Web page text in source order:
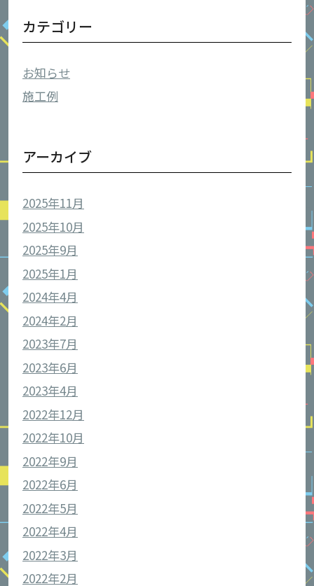
カテゴリー
お知らせ
施工例
アーカイブ
2025年11月
2025年10月
2025年9月
2025年1月
2024年4月
2024年2月
2023年7月
2023年6月
2023年4月
2022年12月
2022年10月
2022年9月
2022年6月
2022年5月
2022年4月
2022年3月
2022年2月